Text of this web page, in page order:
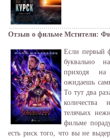
Отзыв о фильме Мстители:
Если первый
буквально
приходя
ожидаешь
То тут два
количества
телячьих
фильме
есть риск того, что вы не